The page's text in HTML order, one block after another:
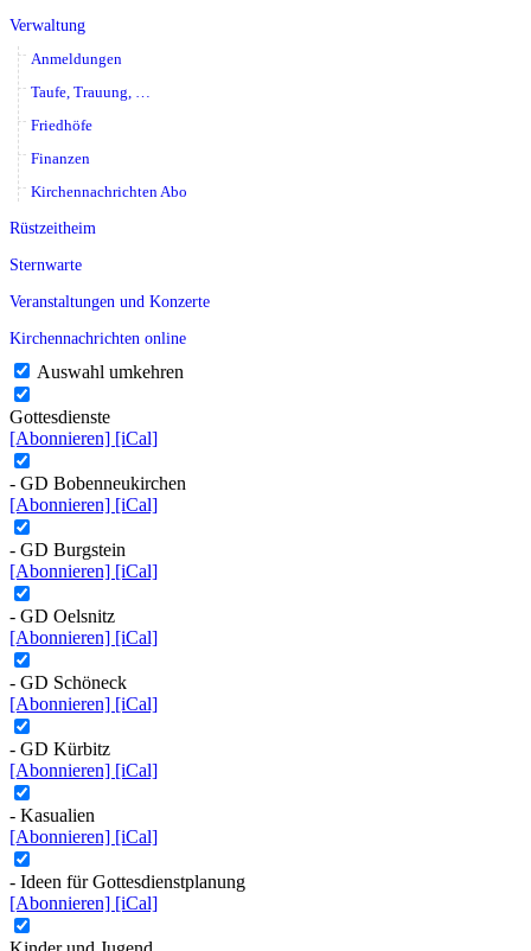
Verwaltung
Anmeldungen
Taufe, Trauung, …
Friedhöfe
Finanzen
Kirchennachrichten Abo
Rüstzeitheim
Sternwarte
Veranstaltungen und Konzerte
Kirchennachrichten online
Auswahl umkehren
Gottesdienste
[Abonnieren] [iCal]
- GD Bobenneukirchen
[Abonnieren] [iCal]
- GD Burgstein
[Abonnieren] [iCal]
- GD Oelsnitz
[Abonnieren] [iCal]
- GD Schöneck
[Abonnieren] [iCal]
- GD Kürbitz
[Abonnieren] [iCal]
- Kasualien
[Abonnieren] [iCal]
- Ideen für Gottesdienstplanung
[Abonnieren] [iCal]